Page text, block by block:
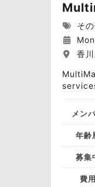
そ
香
メン
年齢
募集
費用